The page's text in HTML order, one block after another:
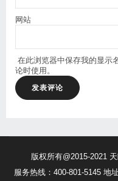
网站
在此浏览器中保存我的显示
论时使用。
版权所有@2015-2021
服务热线：400-801-5145 地